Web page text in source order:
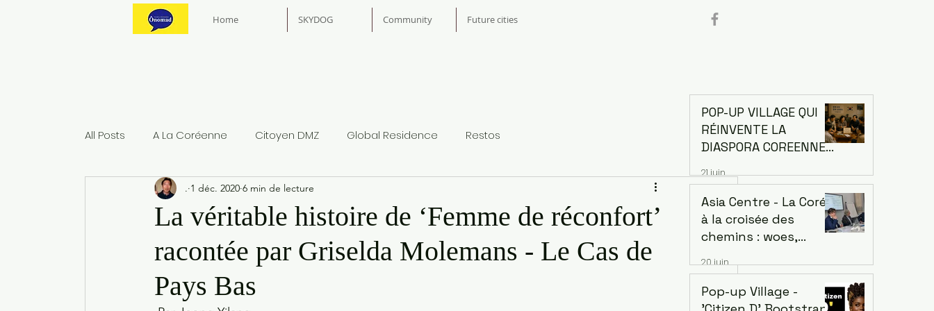
Home SKYDOG Community Future cities
All Posts A La Coréenne Citoyen DMZ Global Residence Restos
La véritable histoire de ‘Femme de réconfort’
racontée par Griselda Molemans - Le Cas de
Pays Bas
. 1 déc. 2020 6 min de lecture
POP-UP VILLAGE QUI
RÉINVENTE LA
DIASPORA COREENNE.
changé le monde
grâce à sa diaspora —
et ce que l'Afrique
peut en apprendre
21 juin
Asia Centre - La Corée
à la croisée des
chemins : woes,
économie singulière.
Dr. Jaehoon Yoo,
économiste et ancien
20 juin
Pop-up Village -